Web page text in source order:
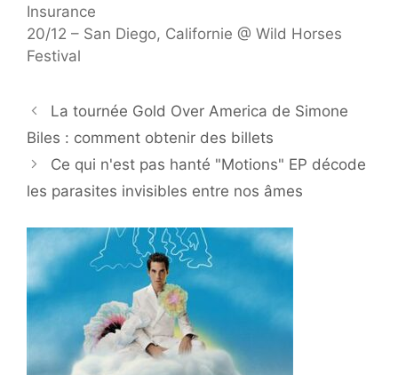
Insurance
20/12 – San Diego, Californie @ Wild Horses
Festival
La tournée Gold Over America de Simone
Biles : comment obtenir des billets
Ce qui n'est pas hanté "Motions" EP décode
les parasites invisibles entre nos âmes